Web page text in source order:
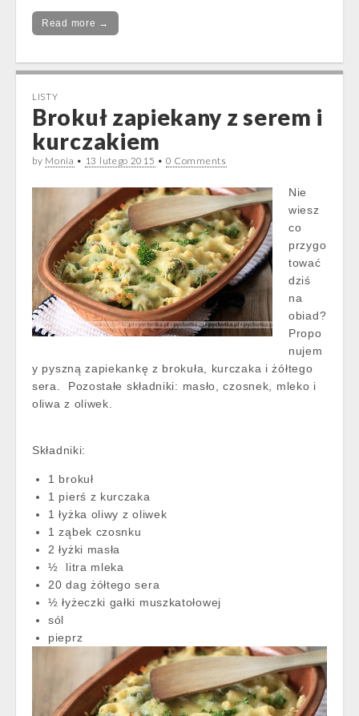
Read more →
LISTY
Brokuł zapiekany z serem i
kurczakiem
by Monia • 13 lutego 2015 • 0 Comments
Nie
wiesz
co
przygo
tować
dziś
na
obiad?
Propo
nujem
y pyszną zapiekankę z brokuła, kurczaka i żółtego
sera. Pozostałe składniki: masło, czosnek, mleko i
oliwa z oliwek.
Składniki:
1 brokuł
1 pierś z kurczaka
1 łyżka oliwy z oliwek
1 ząbek czosnku
2 łyżki masła
½ litra mleka
20 dag żółtego sera
½ łyżeczki gałki muszkatołowej
sól
pieprz